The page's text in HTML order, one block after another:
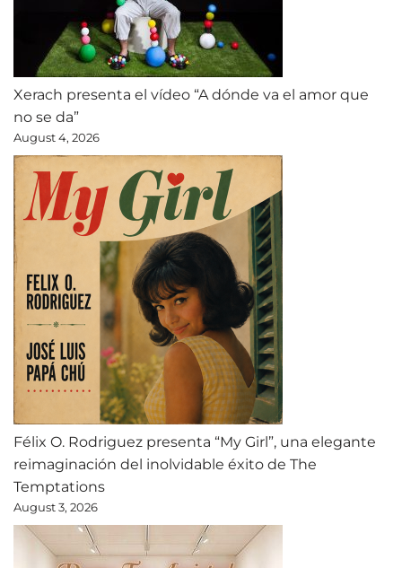
Xerach presenta el vídeo “A dónde va el amor que
no se da”
August 4, 2026
Félix O. Rodriguez presenta “My Girl”, una elegante
reimaginación del inolvidable éxito de The
Temptations
August 3, 2026